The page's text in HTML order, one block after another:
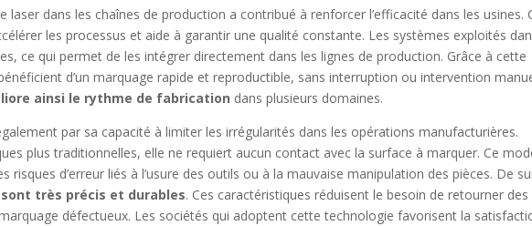
laser dans les chaînes de production a contribué à renforcer l’efficacité dans les usines.
les processus et aide à garantir une qualité constante. Les systèmes exploités
ce qui permet de les intégrer directement dans les lignes de production. Grâce à cette
d’un marquage rapide et reproductible, sans interruption ou intervention
ainsi le rythme de fabrication dans plusieurs domaines.
par sa capacité à limiter les irrégularités dans les opérations manufacturières.
plus traditionnelles, elle ne requiert aucun contact avec la surface à marquer. Ce
risques d’erreur liés à l’usure des outils ou à la mauvaise manipulation des pièces. De
très précis et durables. Ces caractéristiques réduisent le besoin de retourner des
défectueux. Les sociétés qui adoptent cette technologie favorisent la